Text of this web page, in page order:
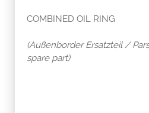
COMBINED OIL RING
(Außenborder Ersatzteil /
spare part)